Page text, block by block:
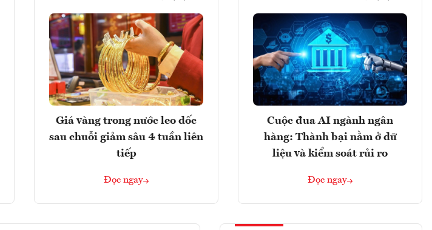
Giá vàng trong nước leo dốc
sau chuỗi giảm sâu 4 tuần liên
tiếp
Đọc ngay
Cuộc đua AI ngành ngân
hàng: Thành bại nằm ở dữ
liệu và kiểm soát rủi ro
Đọc ngay